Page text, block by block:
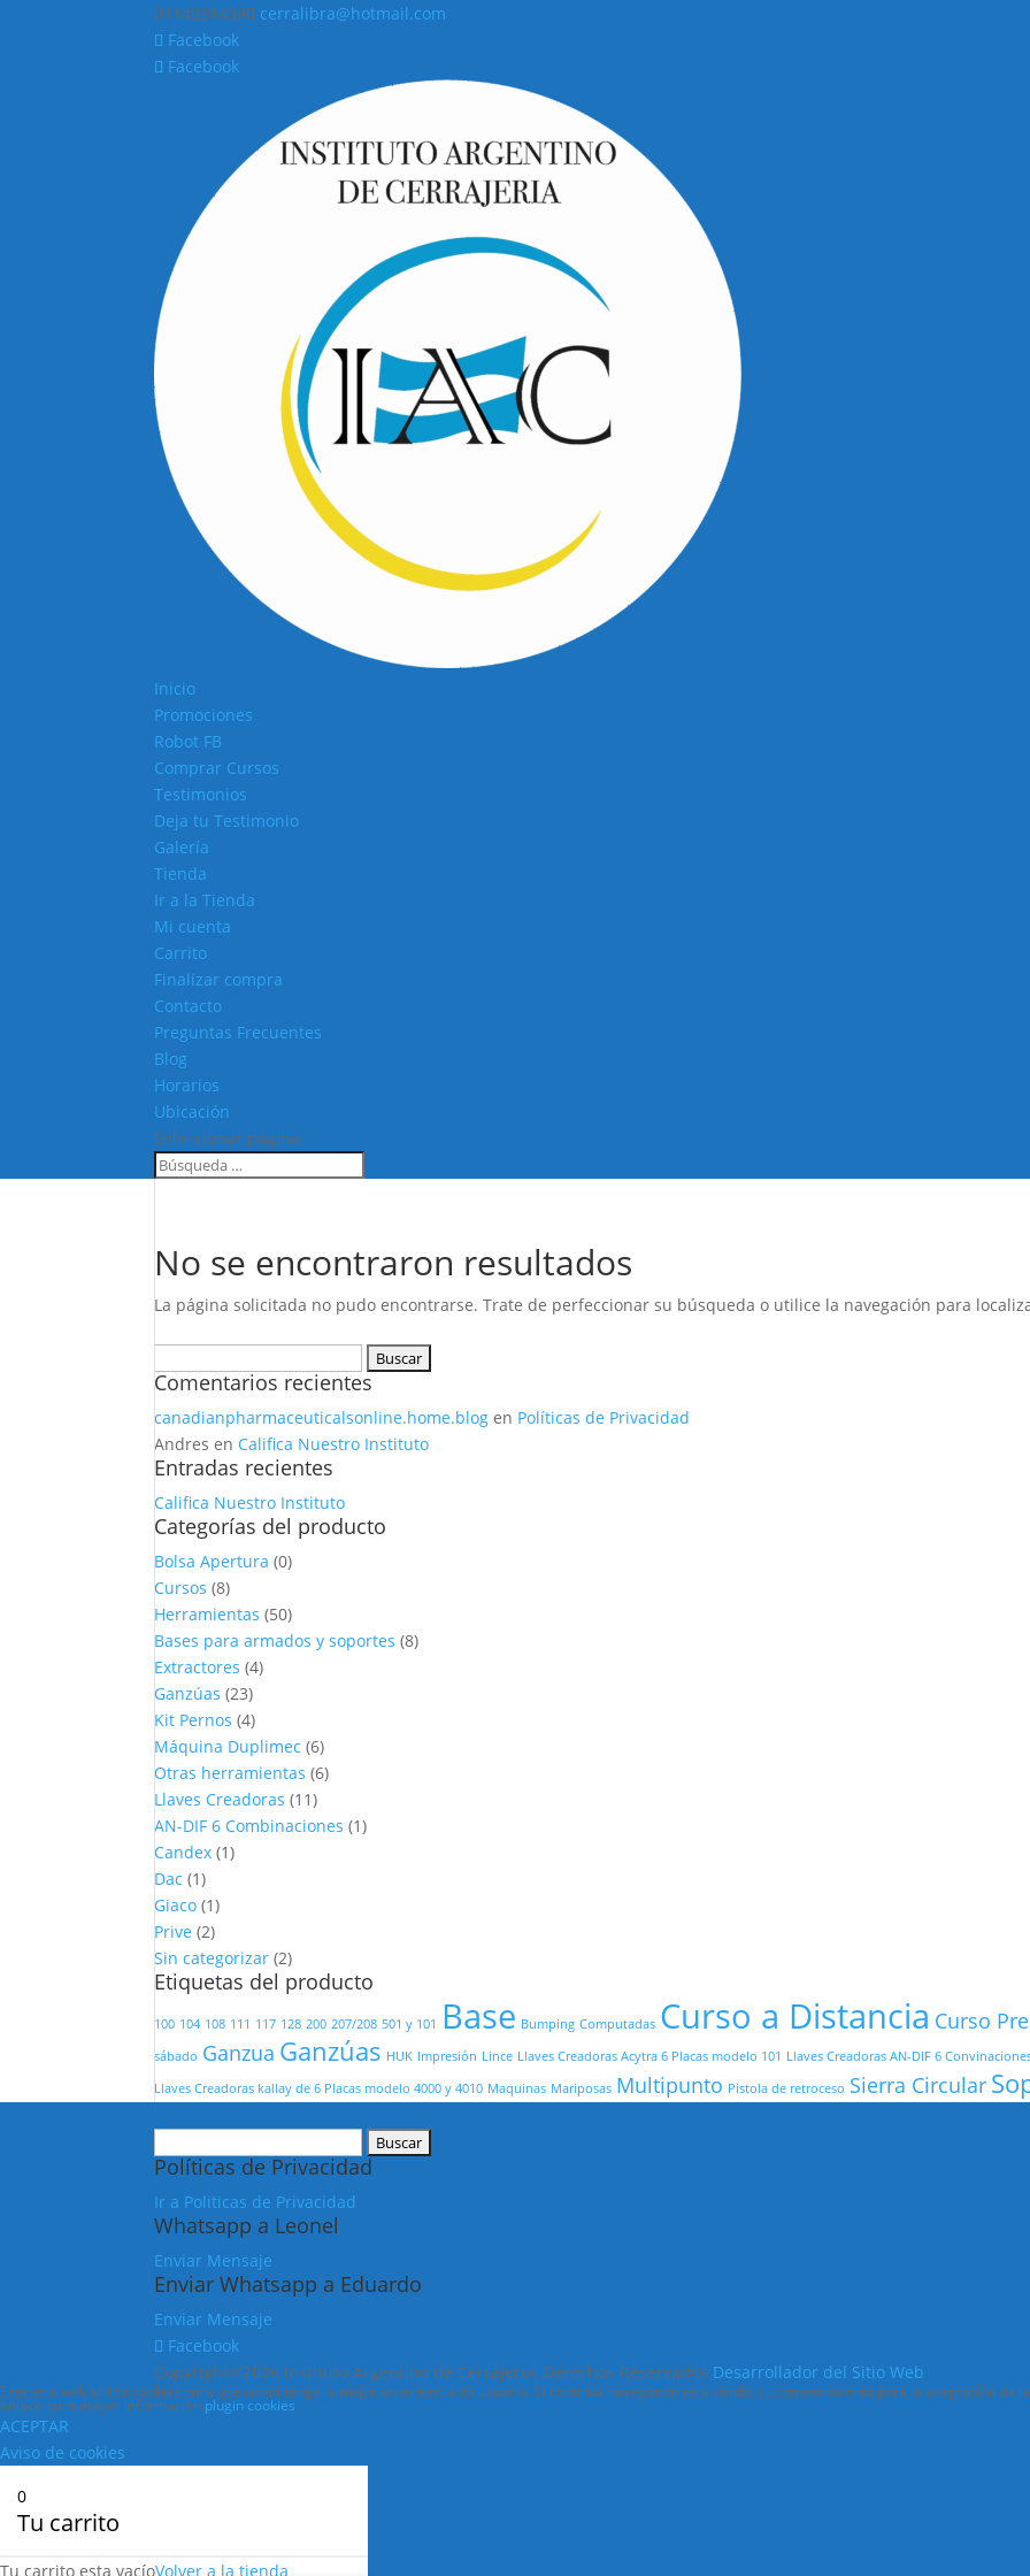
01140314390 cerralibra@hotmail.com
Facebook
Facebook
Inicio
Promociones
Robot FB
Comprar Cursos
Testimonios
Deja tu Testimonio
Galería
Tienda
Ir a la Tienda
Mi cuenta
Carrito
Finalizar compra
Contacto
Preguntas Frecuentes
Blog
Horarios
Ubicación
Seleccionar página
No se encontraron resultados
La página solicitada no pudo encontrarse. Trate de perfeccionar su búsqueda o utilice la navegación para
Comentarios recientes
canadianpharmaceuticalsonline.home.blog en Políticas de Privacidad
Andres en Califica Nuestro Instituto
Entradas recientes
Califica Nuestro Instituto
Categorías del producto
Bolsa Apertura (0)
Cursos (8)
Herramientas (50)
Bases para armados y soportes (8)
Extractores (4)
Ganzúas (23)
Kit Pernos (4)
Máquina Duplimec (6)
Otras herramientas (6)
Llaves Creadoras (11)
AN-DIF 6 Combinaciones (1)
Candex (1)
Dac (1)
Giaco (1)
Prive (2)
Sin categorizar (2)
Etiquetas del producto
100 104 108 111 117 128 200 207/208 501 y 101 Base Bumping Computadas Curso a Distancia Curso
sábado Ganzua Ganzúas HUK Impresión Lince Llaves Creadoras Acytra 6 Placas modelo 101 Llaves Creadoras AN-DIF 6
Llaves Creadoras kallay de 6 Placas modelo 4000 y 4010 Maquinas Mariposas Multipunto Pistola de retroceso Sierra Circular
Políticas de Privacidad
Ir a Politicas de Privacidad
Whatsapp a Leonel
Enviar Mensaje
Enviar Whatsapp a Eduardo
Enviar Mensaje
Facebook
Copyright®2026 Instituto Argentino de Cerrajeros Derechos Reservados Desarrollador del Sitio Web
Este sitio web utiliza cookies para que usted tenga la mejor experiencia de usuario. Si continúa navegando está dando su consentimiento para la aceptación de
enlace para mayor información.plugin cookies
ACEPTAR
Aviso de cookies
0
Tu carrito
Tu carrito esta vacíoVolver a la tienda